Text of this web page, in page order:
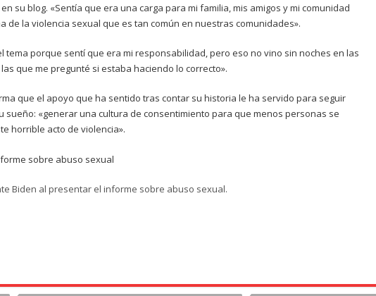
su blog. «Sentía que era una carga para mi familia, mis amigos y mi comunidad
de la violencia sexual que es tan común en nuestras comunidades».
tema porque sentí que era mi responsabilidad, pero eso no vino sin noches en las
que me pregunté si estaba haciendo lo correcto».
que el apoyo que ha sentido tras contar su historia le ha servido para seguir
sueño: «generar una cultura de consentimiento para que menos personas se
horrible acto de violencia».
Biden al presentar el informe sobre abuso sexual.